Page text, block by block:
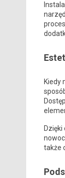
Kiedy
także